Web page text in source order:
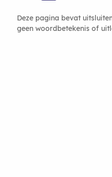
Deze pagina bevat
geen woordbetekenis of